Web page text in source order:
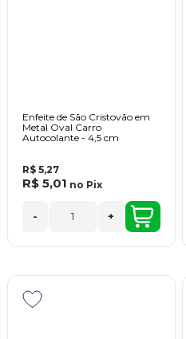
Enfeite de São Cristovão em
Metal Oval Carro
Autocolante - 4,5 cm
R$ 5,27
R$ 5,01 no Pix
- +